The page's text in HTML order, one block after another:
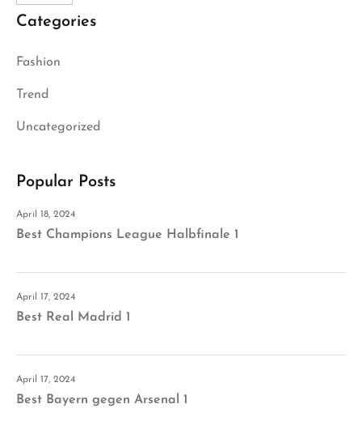
Categories
Fashion
Trend
Uncategorized
Popular Posts
April 18, 2024
Best Champions League Halbfinale 1
April 17, 2024
Best Real Madrid 1
April 17, 2024
Best Bayern gegen Arsenal 1